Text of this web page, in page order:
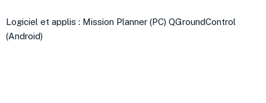
Logiciel et applis : Mission Planner (PC) QGroundControl
(Android)